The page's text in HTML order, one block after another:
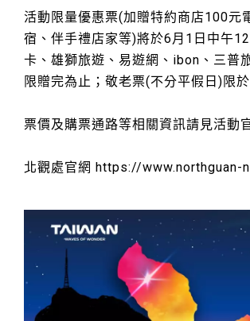
活動限量優惠票(加贈特約商店100元
宿、伴手禮店家等)將於6月1日中午
卡、雄獅旅遊、易遊網、ibon、三普
限贈完為止；敬老票(不分平假日)限
票價及購票通路等相關資訊請見活動
北觀處官網 https://www.northguan-